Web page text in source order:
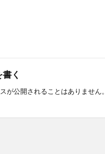
く
が公開されることはありません。